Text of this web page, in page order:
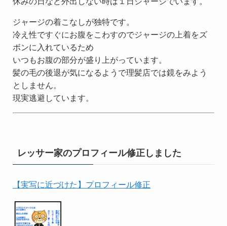
ジャージの着こなしが独特です。
冷え性ですぐにお腹をこわすのでジャージの上着をズ
ボンに入れているため
いつもお腹の部分が盛り上がっています。
髪の毛の後退が気になるようで理髪店では鏡をみよう
としません。
現実逃避しています。
レッサー家のプロフィール修正しました
【実写に近づけた】プロフィール修正